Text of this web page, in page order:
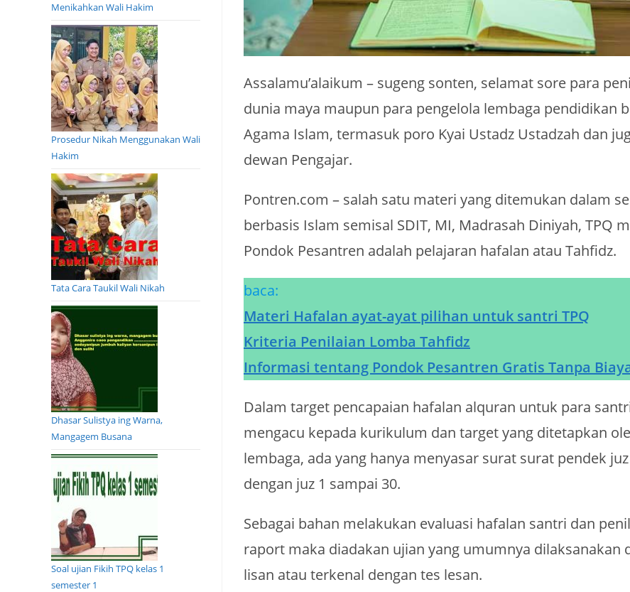
Assalamu’alaikum – sugeng sonten, selamat sore para
dunia maya maupun para pengelola lembaga pendidikan
Agama Islam, termasuk poro Kyai Ustadz Ustadzah dan
dewan Pengajar.
Pontren.com – salah satu materi yang ditemukan dalam
berbasis Islam semisal SDIT, MI, Madrasah Diniyah, TPQ
Pondok Pesantren adalah pelajaran hafalan atau Tahfidz.
baca:
Materi Hafalan ayat-ayat pilihan untuk santri TPQ
Kriteria Penilaian Lomba Tahfidz
Informasi tentang Pondok Pesantren Gratis Tanpa
Dalam target pencapaian hafalan alquran untuk para
mengacu kepada kurikulum dan target yang ditetapkan
lembaga, ada yang hanya menyasar surat surat pendek
dengan juz 1 sampai 30.
Sebagai bahan melakukan evaluasi hafalan santri dan
raport maka diadakan ujian yang umumnya dilaksanakan
lisan atau terkenal dengan tes lesan.
Menikahkan Wali Hakim
Prosedur Nikah Menggunakan Wali
Hakim
Tata Cara Taukil Wali Nikah
Dhasar Sulistya ing Warna,
Mangagem Busana
Soal ujian Fikih TPQ kelas 1
semester 1